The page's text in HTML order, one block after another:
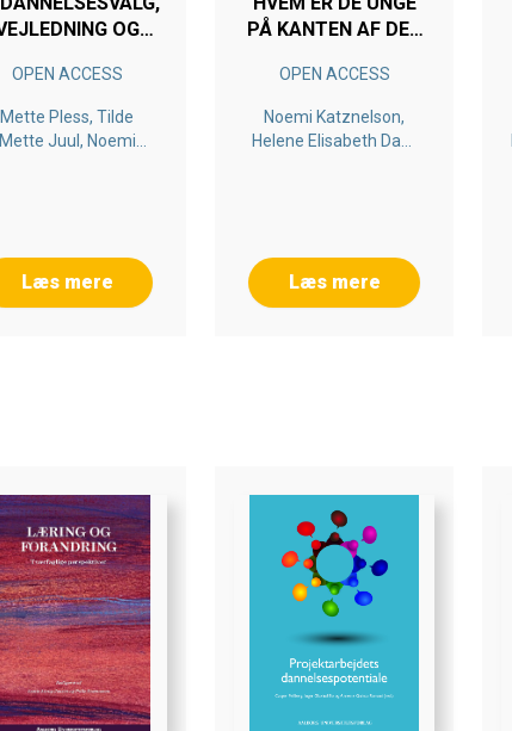
OG
ET
OPEN ACCESS
Mette Pless, Tilde
Mette Juul, Noemi
Læs mere
PÅ KANTEN AF DET
OPEN ACCESS
Noemi Katznelson,
Helene Elisabeth Dam
Læs mere